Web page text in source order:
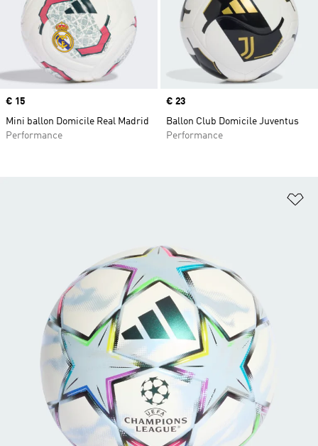
Prix
€ 15
Mini ballon Domicile Real Madrid
Performance
Prix
€ 23
Ballon Club Domicile Juventus
Performance